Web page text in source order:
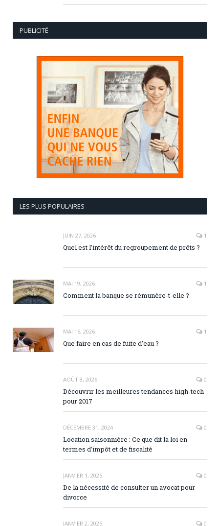
PUBLICITÉ
LES PLUS POPULAIRES
JUIN 27, 2026 1
Quel est l’intérêt du regroupement de prêts ?
MAI 19, 2026 1
Comment la banque se rémunère-t-elle ?
MAI 16, 2026 1
Que faire en cas de fuite d’eau ?
AOÛT 8, 2026 0
Découvrir les meilleures tendances high-tech
pour 2017
DÉCEMBRE 31, 2024 0
Location saisonnière : Ce que dit la loi en
termes d’impôt et de fiscalité
JANVIER 1, 2025 0
De la nécessité de consulter un avocat pour
divorce
JANVIER 2, 2025 0